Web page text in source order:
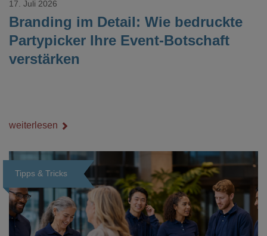
Branding im Detail: Wie bedruckte
Partypicker Ihre Event-Botschaft
verstärken
17. Juli 2026
weiterlesen
Tipps & Tricks